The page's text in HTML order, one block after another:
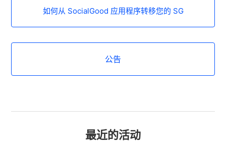
如何从 SocialGood 应用程序转移您的 SG
公告
最近的活动